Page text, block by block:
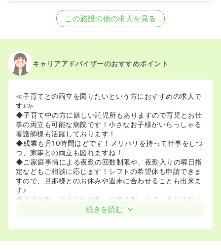
准看護師の募集を休止
准看護師の募集を開始
この施設の他の求人を見る
キャリアアドバイザーのおすすめポイント
≪子育てとの両立を図りたいという方におすすめの求人で
す♪≫
◆子育て中の方に嬉しい託児所もありますので育児とお仕
事の両立も可能な病院です！小さなお子様がいらっしゃる
看護師様も活躍しております！
◆残業も月10時間ほどです！メリハリを持って仕事をしつ
つ、家事との両立も図れますね！
◆ご家庭事情による夜勤の回数制限や、夜勤入りの曜日指
定などもご相談に応じます！シフトの希望休も申請できま
すので、旦那様とのお休みや週末に合わせることも出来ま
す♪
◆夏季休暇、年末年始休暇、結婚休暇、出産・育児休暇と
お休みが充実しています！状況により働き方も相談できま
続きを読む